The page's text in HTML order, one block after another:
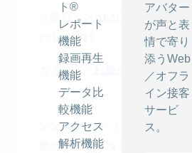
ト®
レポート
機能
録画再生
機能
データ比
較機能
アクセス
解析機能
アバター
が声と表
情で寄り
添うWeb
／オフラ
イン接客
サービ
ス。
公開日：2016/07/12 最終更
2016/08/15
カテゴリ -
SiTest (サイテスト)にて、ド
際の訪問データを共有するク